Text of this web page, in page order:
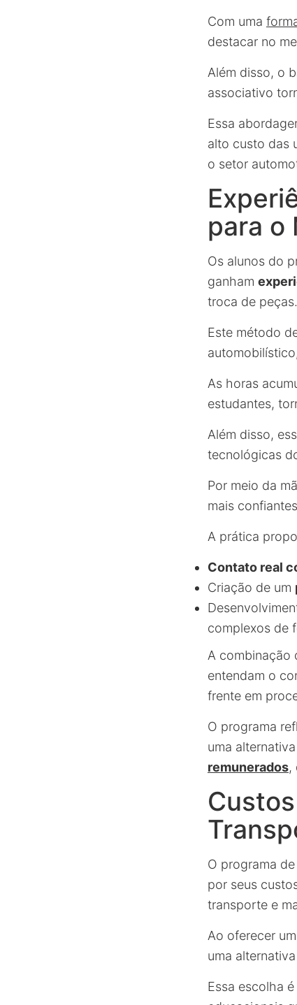
Com uma
destacar no
Além disso, o
associativo
Essa
alto custo das
o setor
para o
Os alunos do
ganham
troca de peças.
Este método
As horas
estudantes,
Além disso,
tecnológicas
Por meio da
mais
A prática
Contato real
Criação de um
complexos de
A combinação
entendam o
frente em
O programa
uma
remunerados,
O programa
por seus
transporte e
Ao oferecer um
uma
Essa escolha